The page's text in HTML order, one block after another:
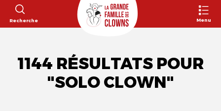
Recherche Menu
1144 RÉSULTATS POUR
"SOLO CLOWN"